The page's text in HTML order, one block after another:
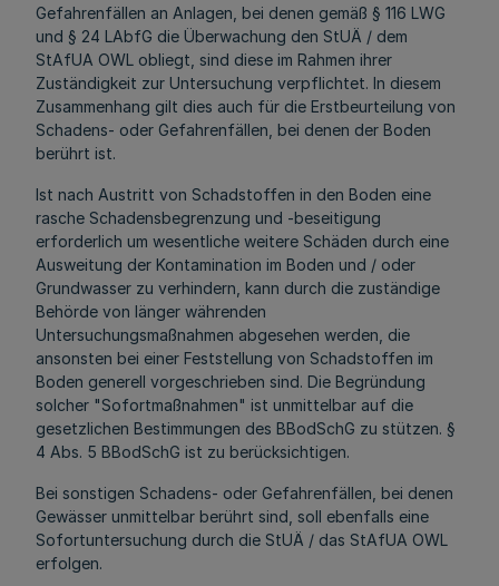
Gefahrenfällen an Anlagen, bei denen gemäß § 116 LWG
und § 24 LAbfG die Überwachung den StUÄ / dem
StAfUA OWL obliegt, sind diese im Rahmen ihrer
Zuständigkeit zur Untersuchung verpflichtet. In diesem
Zusammenhang gilt dies auch für die Erstbeurteilung von
Schadens- oder Gefahrenfällen, bei denen der Boden
berührt ist.
Ist nach Austritt von Schadstoffen in den Boden eine
rasche Schadensbegrenzung und -beseitigung
erforderlich um wesentliche weitere Schäden durch eine
Ausweitung der Kontamination im Boden und / oder
Grundwasser zu verhindern, kann durch die zuständige
Behörde von länger währenden
Untersuchungsmaßnahmen abgesehen werden, die
ansonsten bei einer Feststellung von Schadstoffen im
Boden generell vorgeschrieben sind. Die Begründung
solcher "Sofortmaßnahmen" ist unmittelbar auf die
gesetzlichen Bestimmungen des BBodSchG zu stützen. §
4 Abs. 5 BBodSchG ist zu berücksichtigen.
Bei sonstigen Schadens- oder Gefahrenfällen, bei denen
Gewässer unmittelbar berührt sind, soll ebenfalls eine
Sofortuntersuchung durch die StUÄ / das StAfUA OWL
erfolgen.